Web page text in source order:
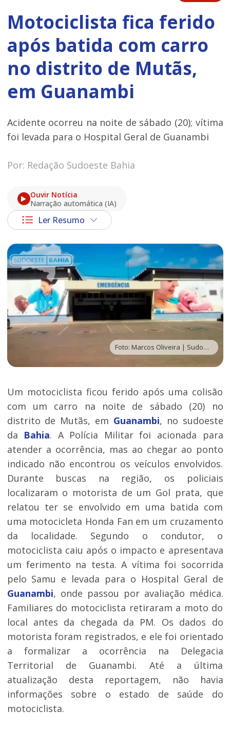
Motociclista fica ferido
após batida com carro
no distrito de Mutãs,
em Guanambi
Acidente ocorreu na noite de sábado (20); vítima
foi levada para o Hospital Geral de Guanambi
Por: Redação Sudoeste Bahia
Ouvir Notícia
Narração automática (IA)
Ler Resumo
Foto: Marcos Oliveira | Sudoeste Bahia
Um motociclista ficou ferido após uma colisão
com um carro na noite de sábado (20) no
distrito de Mutãs, em Guanambi, no sudoeste
da Bahia. A Polícia Militar foi acionada para
atender a ocorrência, mas ao chegar ao ponto
indicado não encontrou os veículos envolvidos.
Durante buscas na região, os policiais
localizaram o motorista de um Gol prata, que
relatou ter se envolvido em uma batida com
uma motocicleta Honda Fan em um cruzamento
da localidade. Segundo o condutor, o
motociclista caiu após o impacto e apresentava
um ferimento na testa. A vítima foi socorrida
pelo Samu e levada para o Hospital Geral de
Guanambi, onde passou por avaliação médica.
Familiares do motociclista retiraram a moto do
local antes da chegada da PM. Os dados do
motorista foram registrados, e ele foi orientado
a formalizar a ocorrência na Delegacia
Territorial de Guanambi. Até a última
atualização desta reportagem, não havia
informações sobre o estado de saúde do
motociclista.